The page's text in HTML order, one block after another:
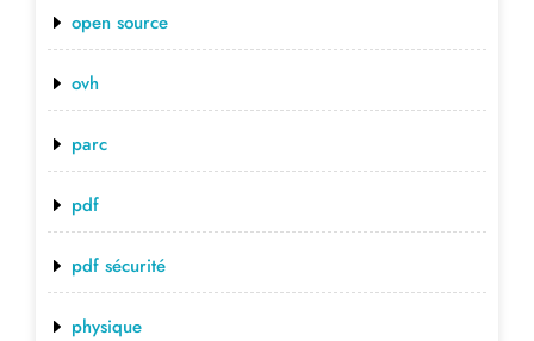
open source
ovh
parc
pdf
pdf sécurité
physique